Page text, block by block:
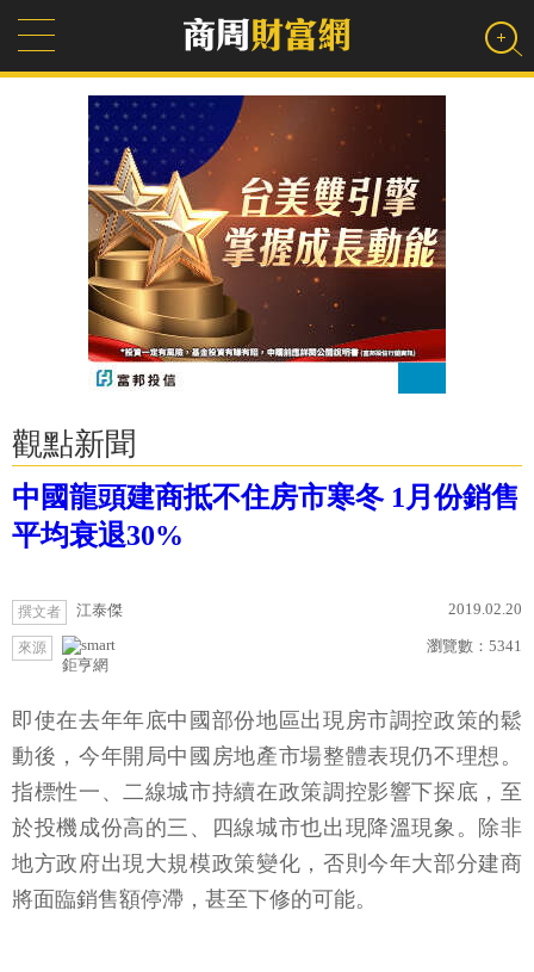
觀點新聞
中國龍頭建商抵不住房市寒冬 1月份銷售
平均衰退30%
撰文者 江泰傑 2019.02.20
來源
鉅亨網
瀏覽數： 5341
即使在去年年底中國部份地區出現房市調控政策的鬆
動後，今年開局中國房地產市場整體表現仍不理想。
指標性一、二線城市持續在政策調控影響下探底，至
於投機成份高的三、四線城市也出現降溫現象。除非
地方政府出現大規模政策變化，否則今年大部分建商
將面臨銷售額停滯，甚至下修的可能。